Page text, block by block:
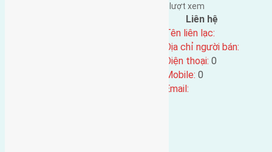
lượt xem
Liên hệ
Tên liên lạc:
Địa chỉ người bán:
Điện thoại: 0
Mobile: 0
Email: